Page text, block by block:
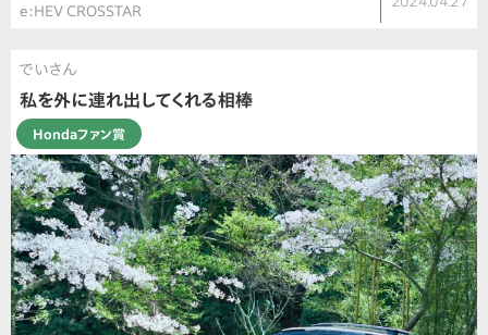
e:HEV CROSSTAR
でいさん
私を外に連れ出してくれる相棒
Hondaファン賞